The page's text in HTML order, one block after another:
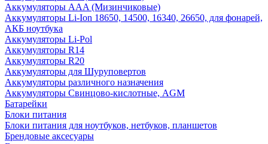
Аккумуляторы AAA (Мизинчиковые)
Аккумуляторы Li-Ion 18650, 14500, 16340, 26650, для фонарей,
АКБ ноутбука
Аккумуляторы Li-Pol
Аккумуляторы R14
Аккумуляторы R20
Аккумуляторы для Шуруповертов
Аккумуляторы различного назначения
Аккумуляторы Свинцово-кислотные, AGM
Батарейки
Блоки питания
Блоки питания для ноутбуков, нетбуков, планшетов
Брендовые аксесуары